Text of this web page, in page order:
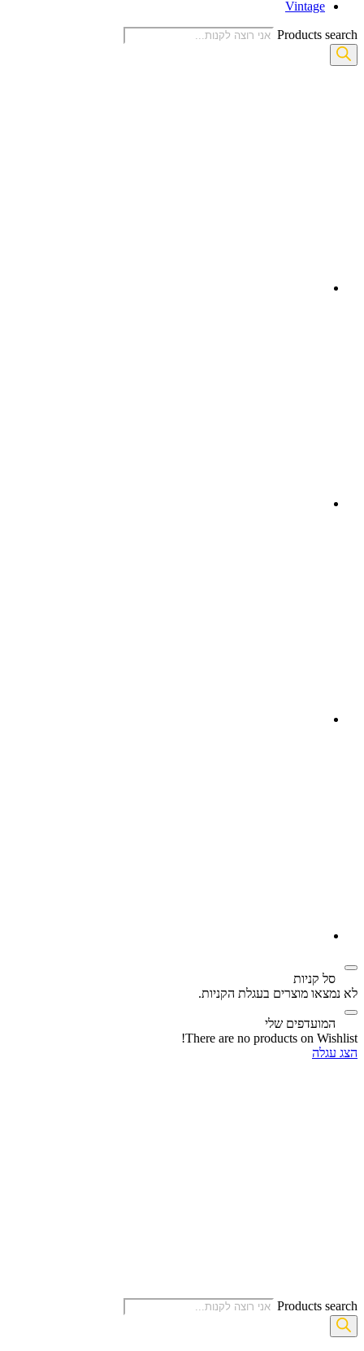
Vintage
Products search
סל קניות‬
לא נמצאו מוצרים בעגלת הקניות.
המועדפים שלי
There are no products on Wishlist!
הצג עגלה
Products search